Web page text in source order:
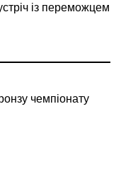
із переможцем
чемпіонату